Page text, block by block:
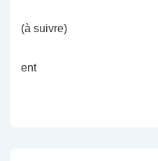
(à suivre)
ent